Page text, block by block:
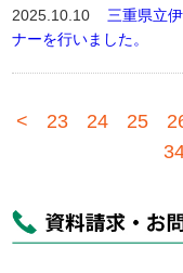
2025.10.10 三重県立
ナーを行いました。
< 23 24 25